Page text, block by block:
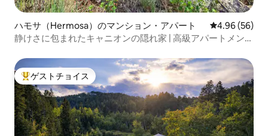
ハモサ（Hermosa）のマンション・アパート レビュー56
4.96 (56)
静けさに包まれたキャニオンの隠れ家 | 高級アパートメント
大好評のゲストチョイスです。
ゲストチョイス